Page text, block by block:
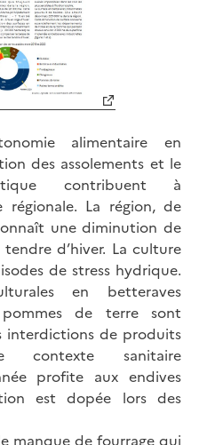
alimentaire en
des assolements et le
contribuent à
régionale. La région, de
une diminution de
d’hiver. La culture
de stress hydrique.
en betteraves
de terre sont
interdictions de produits
contexte sanitaire
profite aux endives
est dopée lors des
manque de fourrage qui